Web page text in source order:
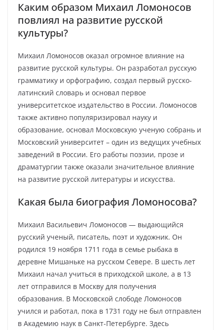
Каким образом Михаил Ломоносов
повлиял на развитие русской
культуры?
Михаил Ломоносов оказал огромное влияние на
развитие русской культуры. Он разработал русскую
грамматику и орфографию, создал первый русско-
латинский словарь и основал первое
университетское издательство в России. Ломоносов
также активно популяризировал науку и
образование, основал Московскую ученую собрань и
Московский университет – один из ведущих учебных
заведений в России. Его работы поэзии, прозе и
драматургии также оказали значительное влияние
на развитие русской литературы и искусства.
Какая была биография Ломоносова?
Михаил Васильевич Ломоносов — выдающийся
русский ученый, писатель, поэт и художник. Он
родился 19 ноября 1711 года в семье рыбака в
деревне Мишаньке на русском Севере. В шесть лет
Михаил начал учиться в приходской школе, а в 13
лет отправился в Москву для получения
образования. В Московской слободе Ломоносов
учился и работал, пока в 1731 году не был отправлен
в Академию наук в Санкт-Петербурге. Здесь